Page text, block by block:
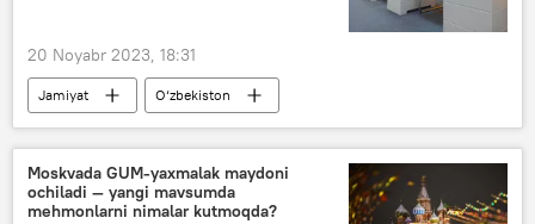
20 Noyabr 2023, 18:31
Jamiyat
O‘zbekiston
Matbuot markazi
Moskvada GUM-yaxmalak maydoni
ochiladi — yangi mavsumda
mehmonlarni nimalar kutmoqda?